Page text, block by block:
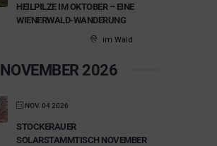
HEILPILZE IM OKTOBER – EINE
WIENERWALD-WANDERUNG
im Wald
NOVEMBER 2026
NOV. 04 2026
STOCKERAUER
SOLARSTAMMTISCH NOVEMBER